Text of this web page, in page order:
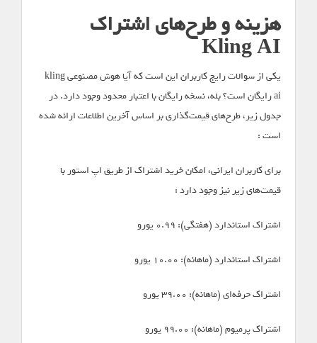
هزینه و طرح‌های اشتراک
Kling AI
یکی از سوالات رایج کاربران این است که آیا هوش مصنوعی kling
ai رایگان است؟ بله، نسخه رایگان با اعتبار محدود وجود دارد. در
جدول زیر، طرح‌های قیمت‌گذاری بر اساس آخرین اطلاعات ارائه شده
است :
برای کاربران ایرانی، امکان خرید اشتراک از طریق اپ استور با
قیمت‌های زیر نیز وجود دارد :
اشتراک استاندارد (هفتگی): ۰.۹۹ یورو
اشتراک استاندارد (ماهانه): ۱۰.۰۰ یورو
اشتراک حرفه‌ای (ماهانه): ۳۹.۰۰ یورو
اشتراک پرمیوم (ماهانه): ۹۹.۰۰ یورو